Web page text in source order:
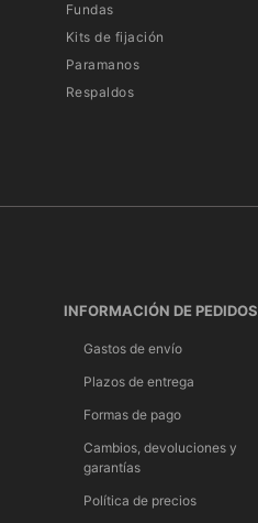
Fundas
Kits de fijación
Paramanos
Respaldos
INFORMACIÓN DE PEDIDOS
Gastos de envío
Plazos de entrega
Formas de pago
Cambios, devoluciones y
garantías
Política de precios